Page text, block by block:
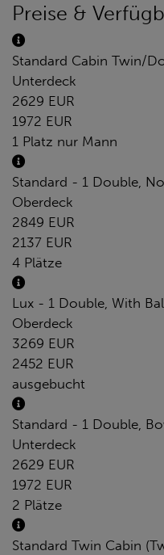
Preise &
Standard Cabin Twin/
Unterdeck
2629 EUR
1972 EUR
1 Platz nur Mann
Standard - 1 Double,
Oberdeck
2849 EUR
2137 EUR
4 Plätze
Lux - 1 Double, With
Oberdeck
3269 EUR
2452 EUR
ausgebucht
Standard - 1 Double,
Unterdeck
2629 EUR
1972 EUR
2 Plätze
Standard Twin Cabin